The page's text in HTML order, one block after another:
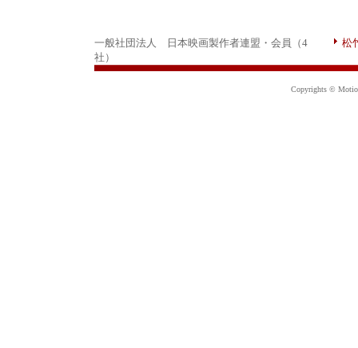
一般社団法人 日本映画製作者連盟・会員（4
社）
松
Copyrights ©